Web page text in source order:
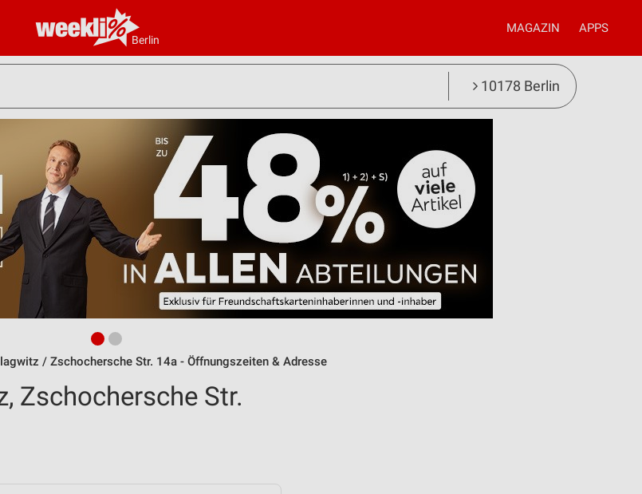
Berlin
MAGAZIN APPS
10178 Berlin
/ Zschochersche Str. 14a - Öffnungszeiten & Adresse
Zschochersche Str.